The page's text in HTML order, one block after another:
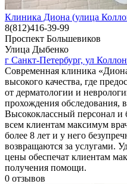
Клиника Диона (улица
8(812)416-39-99
Проспект Большевиков
Улица Дыбенко
г Санкт-Петербург, ул
Современная клиника
высокого качества, где
от дерматологии и
прохождения
Высококлассный персонал и
всем клиентам максимум
более 8 лет и у него
возвращаются за услугами.
цены обеспечат клиентам
получения помощи.
0 отзывов